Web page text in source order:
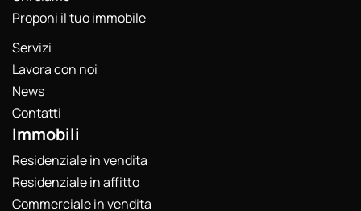
Proponi il tuo immobile
Servizi
Lavora con noi
News
Contatti
Immobili
Residenziale in vendita
Residenziale in affitto
Commerciale in vendita